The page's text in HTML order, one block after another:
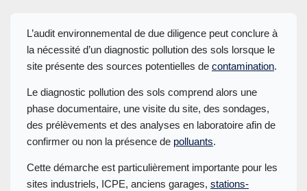
L’audit environnemental de due diligence peut conclure à
la nécessité d’un diagnostic pollution des sols lorsque le
site présente des sources potentielles de contamination.
Le diagnostic pollution des sols comprend alors une
phase documentaire, une visite du site, des sondages,
des prélèvements et des analyses en laboratoire afin de
confirmer ou non la présence de polluants.
Cette démarche est particulièrement importante pour les
sites industriels, ICPE, anciens garages, stations-